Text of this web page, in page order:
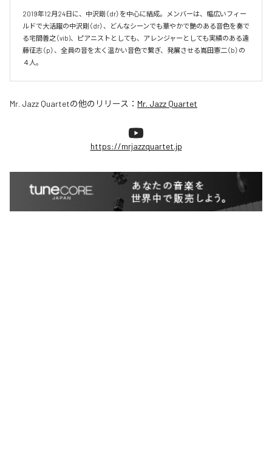
2019年12月24日に、中沢剛（dr）を中心に結成。メンバーは、幅広いフィー
ルドで大活躍の中沢剛（dr）、どんなシーンでも華やかで艶のある音色を奏で
る宅間善之（vib)、ピアニストとしても、アレンジャーとしても実績のある遠
藤征志（p）、全員の音を太く温かい音色で繋ぎ、発展させる嶌田憲二（b）の
４人。
Mr. Jazz Quartetの他のリリース： Mr. Jazz Quartet
https://mrjazzquartet.jp